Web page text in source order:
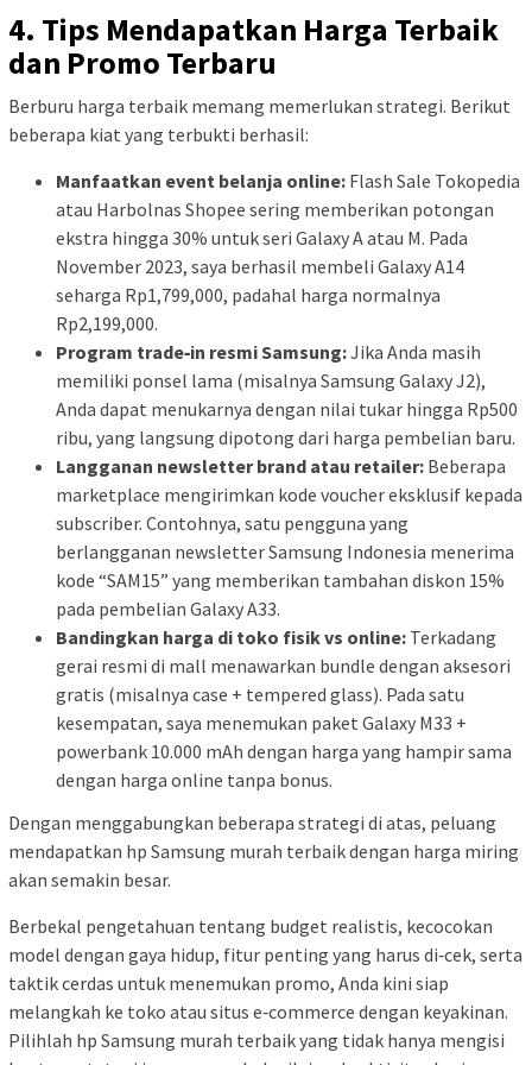
4. Tips Mendapatkan Harga Terbaik
dan Promo Terbaru
Berburu harga terbaik memang memerlukan strategi. Berikut
beberapa kiat yang terbukti berhasil:
Manfaatkan event belanja online: Flash Sale Tokopedia
atau Harbolnas Shopee sering memberikan potongan
ekstra hingga 30% untuk seri Galaxy A atau M. Pada
November 2023, saya berhasil membeli Galaxy A14
seharga Rp1,799,000, padahal harga normalnya
Rp2,199,000.
Program trade‑in resmi Samsung:Jika Anda masih
memiliki ponsel lama (misalnya Samsung Galaxy J2),
Anda dapat menukarnya dengan nilai tukar hingga Rp500
ribu, yang langsung dipotong dari harga pembelian baru.
Langganan newsletter brand atau retailer: Beberapa
marketplace mengirimkan kode voucher eksklusif kepada
subscriber. Contohnya, satu pengguna yang
berlangganan newsletter Samsung Indonesia menerima
kode “SAM15” yang memberikan tambahan diskon 15%
pada pembelian Galaxy A33.
Bandingkan harga di toko fisik vs online: Terkadang
gerai resmi di mall menawarkan bundle dengan aksesori
gratis (misalnya case + tempered glass). Pada satu
kesempatan, saya menemukan paket Galaxy M33 +
powerbank 10.000 mAh dengan harga yang hampir sama
dengan harga online tanpa bonus.
Dengan menggabungkan beberapa strategi di atas, peluang
mendapatkan hp Samsung murah terbaik dengan harga miring
akan semakin besar.
Berbekal pengetahuan tentang budget realistis, kecocokan
model dengan gaya hidup, fitur penting yang harus di‑cek, serta
taktik cerdas untuk menemukan promo, Anda kini siap
melangkah ke toko atau situs e‑commerce dengan keyakinan.
Pilihlah hp Samsung murah terbaik yang tidak hanya mengisi